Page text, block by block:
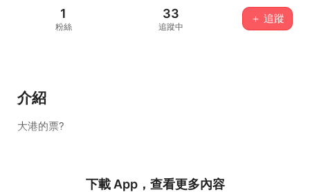
1
粉絲
33
追蹤中
＋ 追蹤
介紹
大港的票?
下載 App，查看更多內容